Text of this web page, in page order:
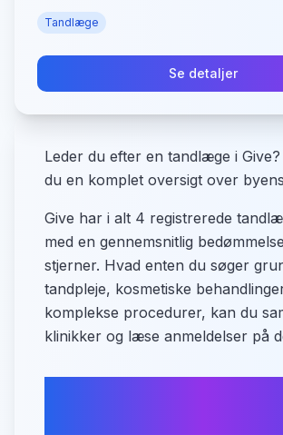
Tandlæge
Se detaljer
Leder du efter en tandlæge i
du en komplet oversigt over
Give har i alt 4 registrerede
med en gennemsnitlig
stjerner. Hvad enten du søger
tandpleje, kosmetiske
komplekse procedurer, kan du
klinikker og læse anmeldelser på